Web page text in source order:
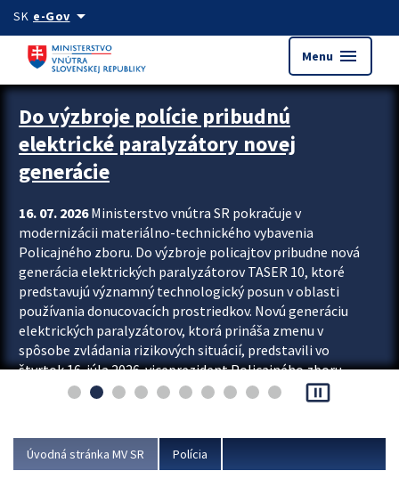
Preskocit na hlavný obsah
SK e-Govarrow_drop_down
Menu menu
Zastavit automatický posun upútavok
Do výzbroje polície pribudnú
elektrické paralyzátory novej
generácie
16. 07. 2026Ministerstvo vnútra SR pokračuje v
modernizácii materiálno-technického vybavenia
Policajného zboru. Do výzbroje policajtov pribudne nová
generácia elektrických paralyzátorov TASER 10, ktoré
predstavujú významný technologický posun v oblasti
používania donucovacích prostriedkov. Novú generáciu
elektrických paralyzátorov, ktorá prináša zmenu v
spôsobe zvládania rizikových situácií, predstavili vo
štvrtok 16. júla 2026 viceprezident Policajného zboru
Rastislav Polakovič a riaditeľ odboru výcviku...
pause_presentation
Úvodná stránka MV SR Polícia